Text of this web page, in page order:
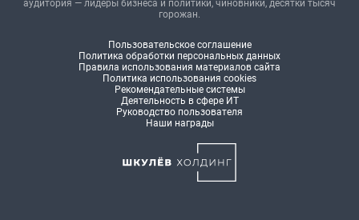
аудитория — лидеры бизнеса и политики, чиновники, десятки тысяч
горожан.
Пользовательское соглашение
Политика обработки персональных данных
Правила использования материалов сайта
Политика использования cookies
Рекомендательные системы
Деятельность в сфере ИТ
Руководство пользователя
Наши награды